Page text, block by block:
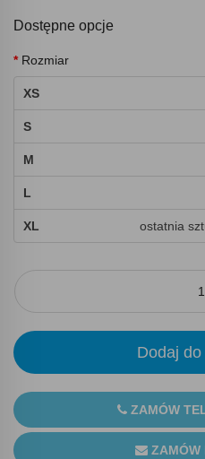
Dostępne opcje
Rozmiar
XS
S
M
L
XL ostatnia
Dodaj
ZAMÓW
ZAMÓW